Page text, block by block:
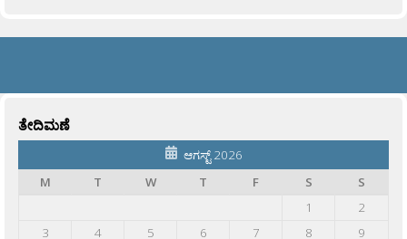
ತೇದಿಮಣೆ
ಆಗಸ್ಟ್ 2026
M
T W T F S
S
1
2
3
4 5 6 7 8
9